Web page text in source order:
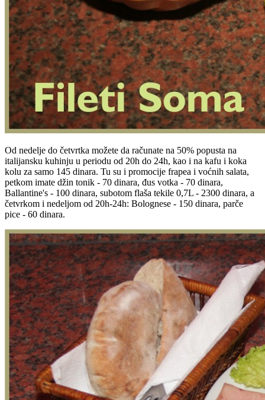
Od nedelje do četvrtka možete da računate na 50% popusta na
italijansku kuhinju u periodu od 20h do 24h, kao i na kafu i koka
kolu za samo 145 dinara. Tu su i promocije frapea i voćnih salata,
petkom imate džin tonik - 70 dinara, đus votka - 70 dinara,
Ballantine's - 100 dinara, subotom flaša tekile 0,7L - 2300 dinara, a
četvrkom i nedeljom od 20h-24h: Bolognese - 150 dinara, parče
pice - 60 dinara.